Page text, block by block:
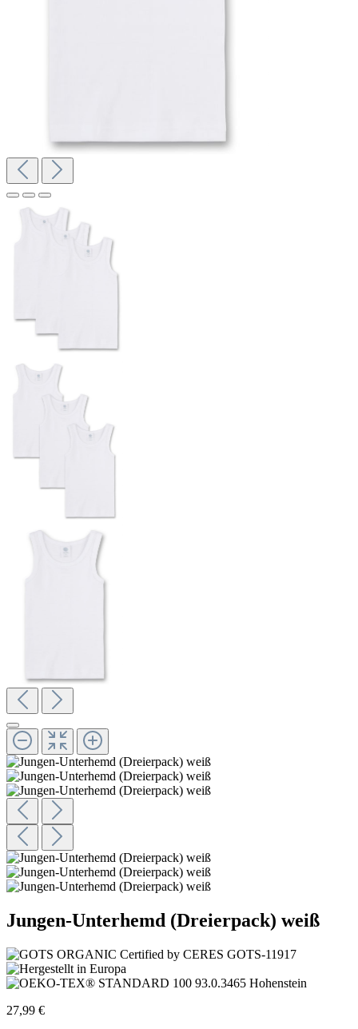
Jungen-Unterhemd (Dreierpack) weiß
27,99 €